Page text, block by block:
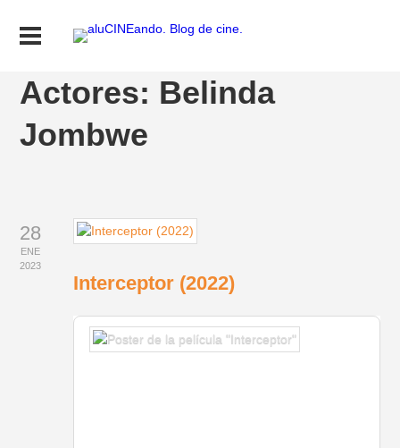
Actores: Belinda
Jombwe
28
ENE
2023
Interceptor (2022)